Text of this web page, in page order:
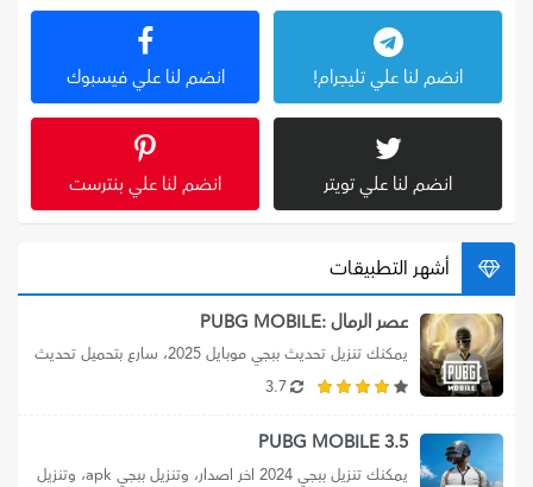
انضم لنا علي تليجرام! انضم لنا علي فيسبوك
انضم لنا علي تويتر انضم لنا علي بنترست
أشهر التطبيقات
عصر الرمال :PUBG MOBILE
ببجي موبايل 3.7 مود عصر...
3.7
PUBG MOBILE 3.5